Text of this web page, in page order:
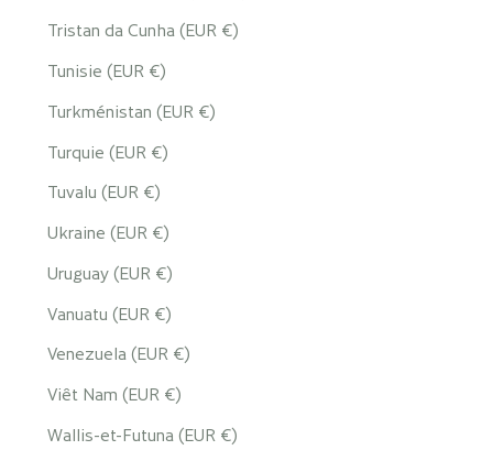
Tristan da Cunha (EUR €)
Tunisie (EUR €)
Turkménistan (EUR €)
Turquie (EUR €)
Tuvalu (EUR €)
Ukraine (EUR €)
Uruguay (EUR €)
Vanuatu (EUR €)
Venezuela (EUR €)
Viêt Nam (EUR €)
Wallis-et-Futuna (EUR €)